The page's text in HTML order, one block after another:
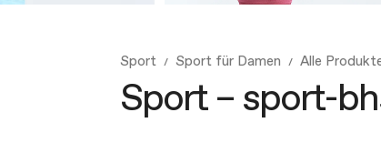
Sport Sport für Damen Alle
Sport – sport-